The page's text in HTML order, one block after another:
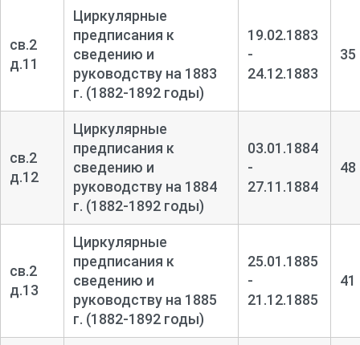
св.2
д.11
Циркулярные
предписания к
сведению и
руководству на 1883
г. (1882-1892 годы)
19.02.1883
-
24.12.1883
35
св.2
д.12
Циркулярные
предписания к
сведению и
руководству на 1884
г. (1882-1892 годы)
03.01.1884
-
27.11.1884
48
св.2
д.13
Циркулярные
предписания к
сведению и
руководству на 1885
г. (1882-1892 годы)
25.01.1885
-
21.12.1885
41